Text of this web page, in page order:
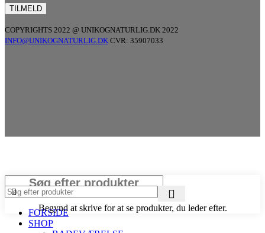
COPYRIGHTS 2022 @ UNIKOGNATURLIG.DK 2022
INFO@UNIKOGNATURLIG.DK CVR: 35907033
Begynd at skrive for at se produkter, du leder efter.
FORSIDE
SHOP